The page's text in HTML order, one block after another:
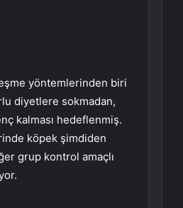
yöntemlerinden biri
diyetlere sokmadan,
kalması hedeflenmiş.
köpek şimdiden
grup kontrol amaçlı